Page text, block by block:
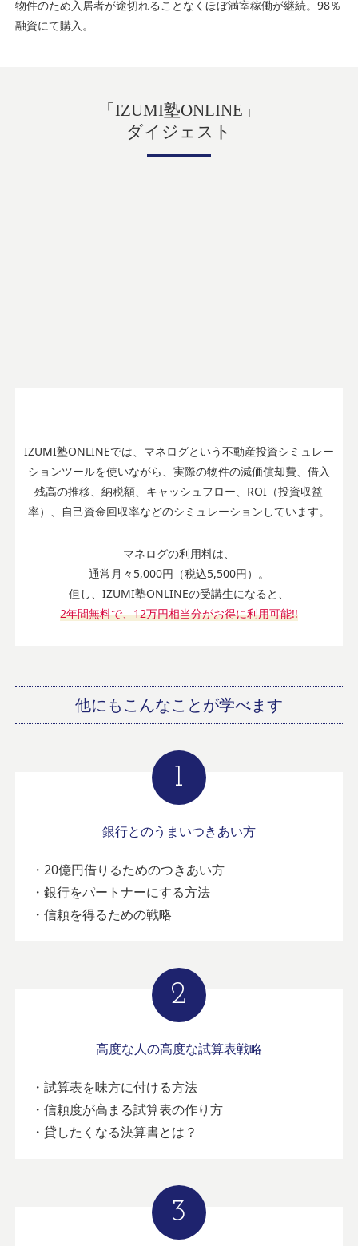
物件のため入居者が途切れることなくほぼ満室稼働が継続。98％
融資にて購入。
「IZUMI塾ONLINE 」
ダイジェスト
IZUMI塾ONLINEでは、マネログという不動産投資シミュレー
ションツールを使いながら、実際の物件の減価償却費、借入
残高の推移、納税額、キャッシュフロー、ROI（投資収益
率）、自己資金回収率などのシミュレーションしています。
マネログの利用料は、
通常月々5,000円（税込5,500円）。
但し、IZUMI塾ONLINEの受講生になると、
2年間無料で、12万円相当分がお得に利用可能!!
他にもこんなことが学べます
銀行とのうまいつきあい方
・20億円借りるためのつきあい方
・銀行をパートナーにする方法
・信頼を得るための戦略
高度な人の高度な試算表戦略
・試算表を味方に付ける方法
・信頼度が高まる試算表の作り方
・貸したくなる決算書とは？